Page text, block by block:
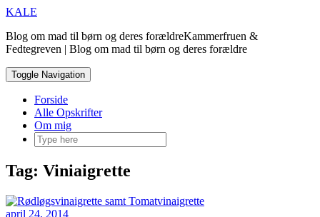
Skip
content
KALE
Blog om mad til børn og deres forældreKammerfruen &
Fedtegreven | Blog om mad til børn og deres forældre
Toggle Navigation
Forside
Alle Opskrifter
Om mig
Tag: Viniaigrette
april 24, 2014